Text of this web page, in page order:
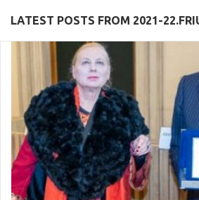
LATEST POSTS FROM 2021-